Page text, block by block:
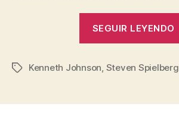
SEGUIR LEYENDO
Etiquetas
Kenneth Johnson, Steven Spielberg